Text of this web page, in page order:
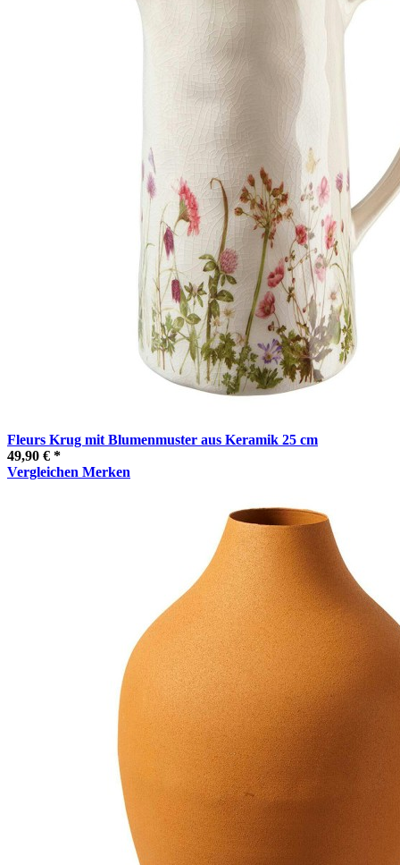
Fleurs Krug mit Blumenmuster aus Keramik 25 cm
49,90 € *
Vergleichen Merken